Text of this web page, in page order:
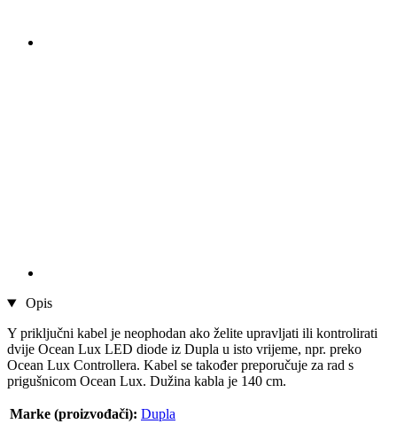
Opis
Y priključni kabel je neophodan ako želite upravljati ili kontrolirati
dvije Ocean Lux LED diode iz Dupla u isto vrijeme, npr. preko
Ocean Lux Controllera. Kabel se također preporučuje za rad s
prigušnicom Ocean Lux. Dužina kabla je 140 cm.
Marke (proizvođači): Dupla